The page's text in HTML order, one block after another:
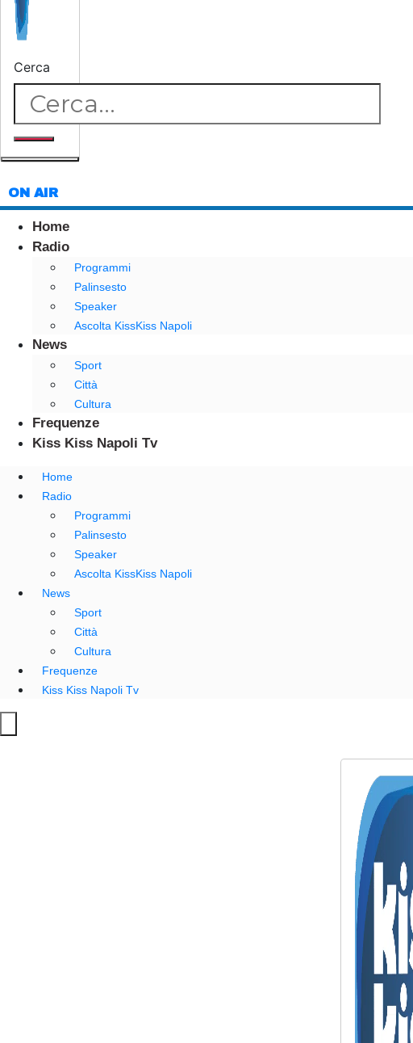
Cerca
ON AIR
Home
Radio
Programmi
Palinsesto
Speaker
Ascolta KissKiss Napoli
News
Sport
Città
Cultura
Frequenze
Kiss Kiss Napoli Tv
Home
Radio
Programmi
Palinsesto
Speaker
Ascolta KissKiss Napoli
News
Sport
Città
Cultura
Frequenze
Kiss Kiss Napoli Tv